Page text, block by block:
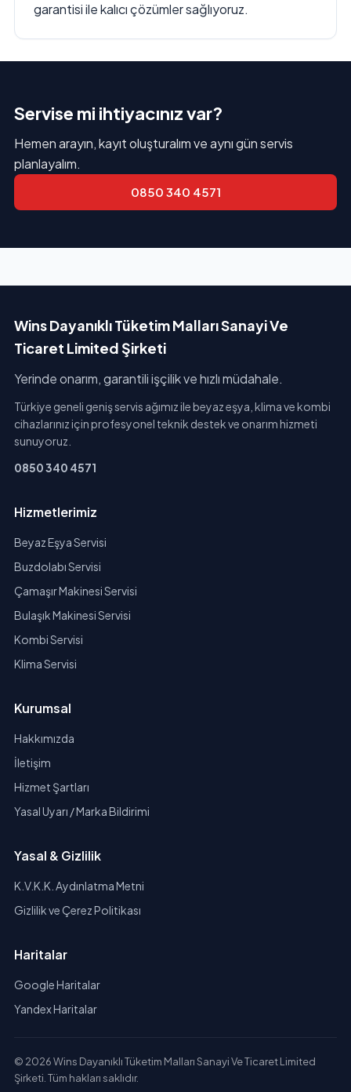
garantisi ile kalıcı çözümler sağlıyoruz.
Servise mi ihtiyacınız var?
Hemen arayın, kayıt oluşturalım ve aynı gün servis
planlayalım.
0850 340 4571
Wins Dayanıklı Tüketim Malları Sanayi Ve
Ticaret Limited Şirketi
Yerinde onarım, garantili işçilik ve hızlı müdahale.
Türkiye geneli geniş servis ağımız ile beyaz eşya, klima ve kombi
cihazlarınız için profesyonel teknik destek ve onarım hizmeti
sunuyoruz.
0850 340 4571
Hizmetlerimiz
Beyaz Eşya Servisi
Buzdolabı Servisi
Çamaşır Makinesi Servisi
Bulaşık Makinesi Servisi
Kombi Servisi
Klima Servisi
Kurumsal
Hakkımızda
İletişim
Hizmet Şartları
Yasal Uyarı / Marka Bildirimi
Yasal & Gizlilik
K.V.K.K. Aydınlatma Metni
Gizlilik ve Çerez Politikası
Haritalar
Google Haritalar
Yandex Haritalar
© 2026 Wins Dayanıklı Tüketim Malları Sanayi Ve Ticaret Limited
Şirketi. Tüm hakları saklıdır.